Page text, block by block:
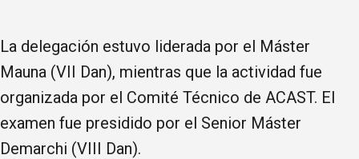
La delegación estuvo liderada por el Máster
Mauna (VII Dan), mientras que la actividad fue
organizada por el Comité Técnico de ACAST. El
examen fue presidido por el Senior Máster
Demarchi (VIII Dan).